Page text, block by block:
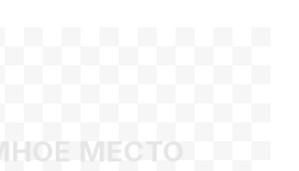
МЕСТО